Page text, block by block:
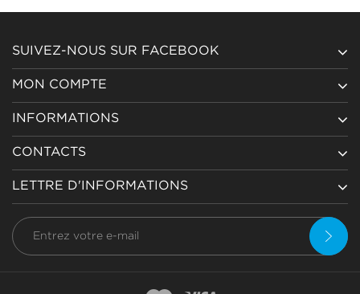
SUIVEZ-NOUS SUR FACEBOOK
MON COMPTE
INFORMATIONS
CONTACTS
LETTRE D'INFORMATIONS